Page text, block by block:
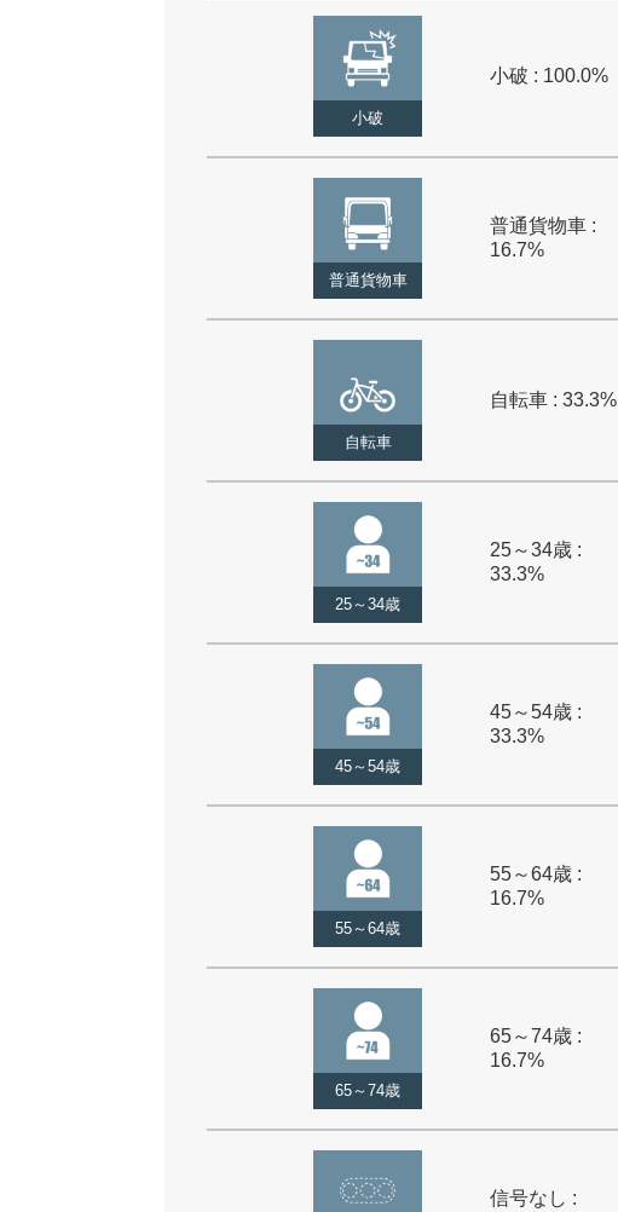
小破
小破 : 100.0%
普通貨物車
普通貨物車 :
16.7%
自転車
自転車 : 33.3%
25～34歳
25～34歳 :
33.3%
45～54歳
45～54歳 :
33.3%
55～64歳
55～64歳 :
16.7%
65～74歳
65～74歳 :
16.7%
信号なし :